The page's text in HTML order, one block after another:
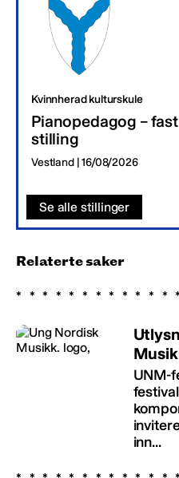
Kvinnherad kulturskule
Pianopedagog – fast
stilling
Vestland | 16/08/2026
Se alle stillinger
Relaterte saker
UNM-
inn...